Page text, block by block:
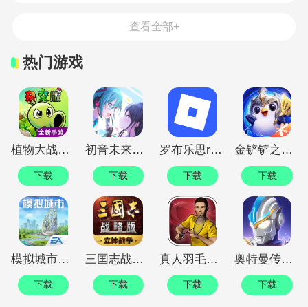
信聊天记录备份到u盘上呢，来
看看本文的详细图文教程，肯定
查看全部+
热门游戏
植物大战僵尸杂交版游戏正版(重制版)0.8.2.0 官方正版
下载
初音未来缤纷舞台中文版下载官服5.2.1 最新版
下载
罗布乐思roblox国际服最新版v2.687.816 中文版
下载
金铲铲之战1.10.26 最新赛季
下载
模拟城市我是市长2025最新版1.1.21415.31436 正版
下载
三国志战略版灵犀官方版本2068.1539 客户端
下载
真人羽毛球3d游戏(Real Badminton)1.07 国际服
下载
奥特曼传奇英雄内购版10.0.0 无限钻石版
下载